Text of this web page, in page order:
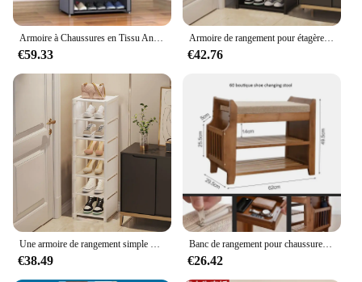
Armoire à Chaussures en Tissu Anti-Poussière, Rangement Multicouche T1, Non Tissés, Ménage, Type Économique
€59.33
Armoire de rangement pour étagère à chaussures d'entrée de gamme, qui peut être combinée librement et occupe une petite surface.
€42.76
Une armoire de rangement simple pour étagère à chaussures d'entrée de gamme qui peut être combinée librement et occupe une petite surface.
€38.49
Banc de rangement pour chaussures T1 avec siège à coussin double couche, tabouret à chaussures, hôtel de salon, rangement d'entrée, meubles de couloir
€26.42